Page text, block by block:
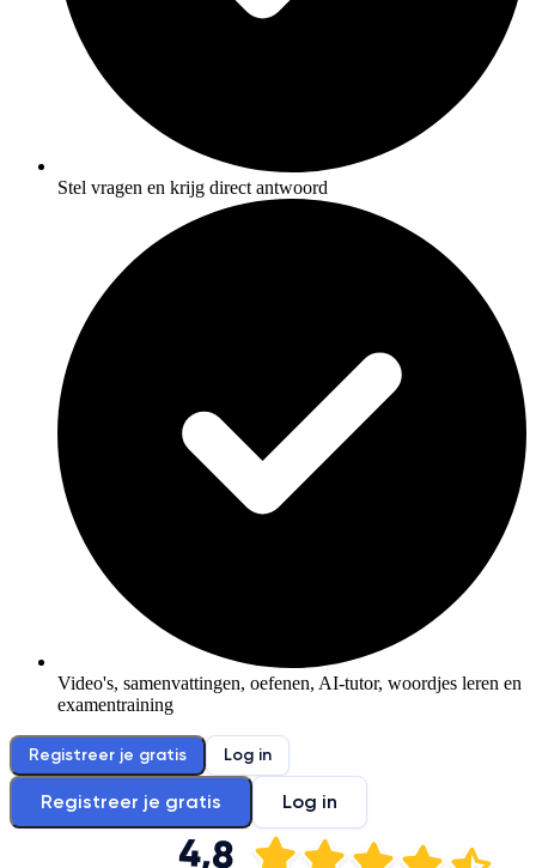
Stel vragen en krijg direct antwoord
Video's, samenvattingen, oefenen, AI-tutor, woordjes leren en
examentraining
Registreer je gratis Log in
Registreer je gratis Log in